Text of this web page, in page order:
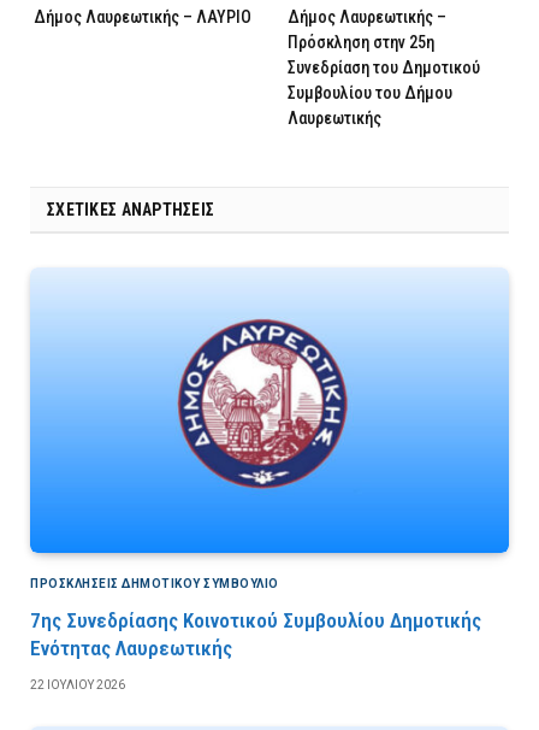
Δήμος Λαυρεωτικής – ΛΑΥΡΙΟ
Δήμος Λαυρεωτικής –
Πρόσκληση στην 25η
Συνεδρίαση του Δημοτικού
Συμβουλίου του Δήμου
Λαυρεωτικής
ΣΧΕΤΙΚΈΣ ΑΝΑΡΤΉΣΕΙΣ
ΠΡΟΣΚΛΉΣΕΙΣ ΔΗΜΟΤΙΚΟΎ ΣΥΜΒΟΎΛΙΟ
7ης Συνεδρίασης Κοινοτικού Συμβουλίου Δημοτικής
Ενότητας Λαυρεωτικής
22 ΙΟΥΛΊΟΥ 2026